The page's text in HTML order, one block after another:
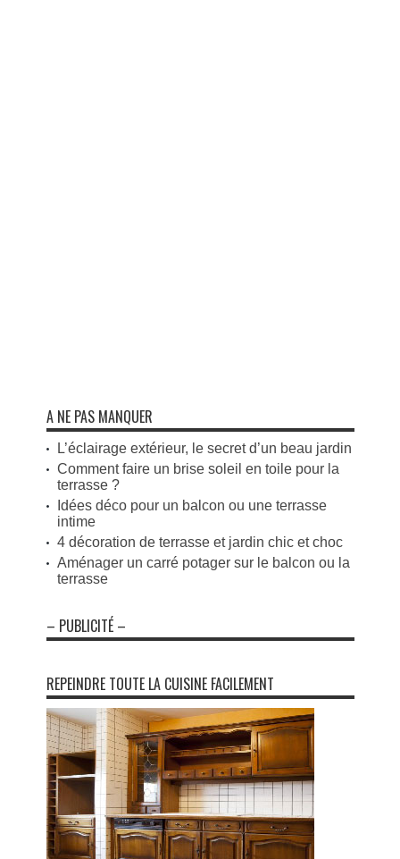
A NE PAS MANQUER
L’éclairage extérieur, le secret d’un beau jardin
Comment faire un brise soleil en toile pour la
terrasse ?
Idées déco pour un balcon ou une terrasse
intime
4 décoration de terrasse et jardin chic et choc
Aménager un carré potager sur le balcon ou la
terrasse
– PUBLICITÉ –
REPEINDRE TOUTE LA CUISINE FACILEMENT